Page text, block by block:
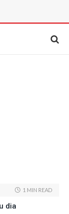
1 MIN READ
dia